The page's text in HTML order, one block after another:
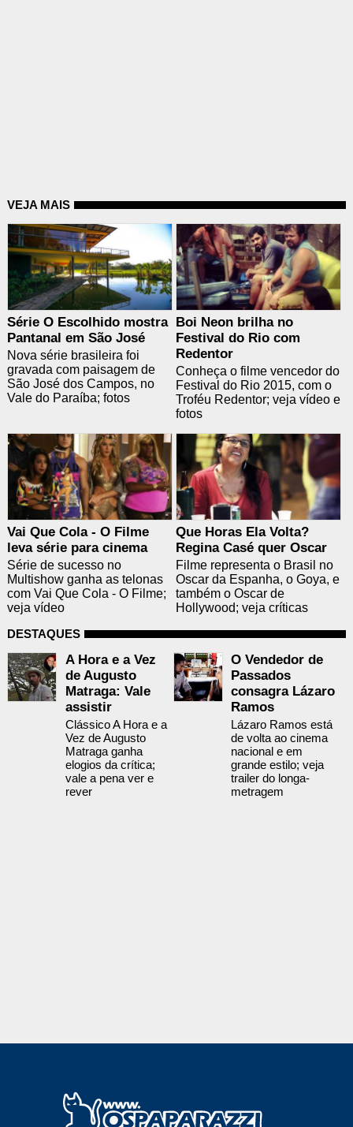
VEJA MAIS
Série O Escolhido mostra
Pantanal em São José
Nova série brasileira foi
gravada com paisagem de
São José dos Campos, no
Vale do Paraíba; fotos
Boi Neon brilha no
Festival do Rio com
Redentor
Conheça o filme vencedor do
Festival do Rio 2015, com o
Troféu Redentor; veja vídeo e
fotos
Vai Que Cola - O Filme
leva série para cinema
Série de sucesso no
Multishow ganha as telonas
com Vai Que Cola - O Filme;
veja vídeo
Que Horas Ela Volta?
Regina Casé quer Oscar
Filme representa o Brasil no
Oscar da Espanha, o Goya, e
também o Oscar de
Hollywood; veja críticas
DESTAQUES
A Hora e a Vez
de Augusto
Matraga: Vale
assistir
Clássico A Hora e a
Vez de Augusto
Matraga ganha
elogios da crítica;
vale a pena ver e
rever
O Vendedor de
Passados
consagra Lázaro
Ramos
Lázaro Ramos está
de volta ao cinema
nacional e em
grande estilo; veja
trailer do longa-
metragem